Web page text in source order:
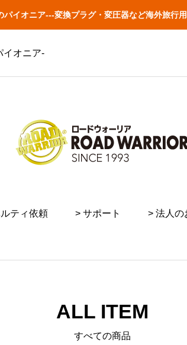
イオニア---変換プラグ・変圧器など海外旅行
イオニア-
ティ依頼 > サポート > 法人の
ALL ITEM
すべての商品